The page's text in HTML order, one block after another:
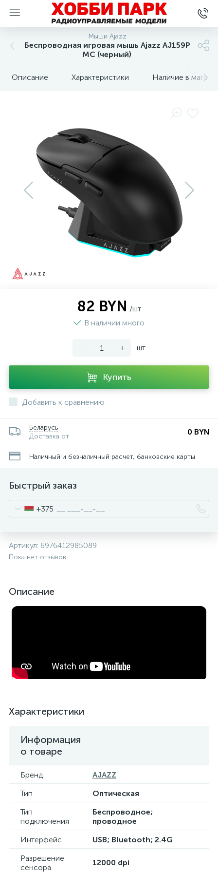
Мыши Ajazz
Беспроводная игровая мышь Ajazz AJ159P
MC (черный)
Описание Характеристики Наличие в
82 BYN /шт
В наличии много
- + шт
Купить
Добавить к сравнению
Беларусь
Доставка от
0 BYN
Наличный и безналичный расчет, банковские карты
Быстрый заказ
+375
Артикул: 6976412985089
Пока нет отзывов
Описание
Характеристики
Информация
о товаре
Бренд
AJAZZ
Тип
Оптическая
Тип
подключения
Беспроводное;
проводное
Интерфейс
USB; Bluetooth; 2.4G
Разрешение
сенсора
12000 dpi